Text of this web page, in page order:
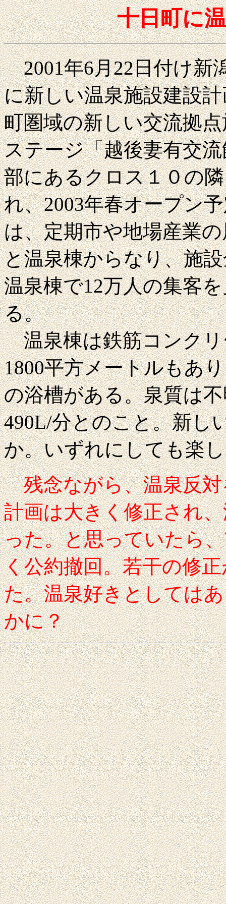
十日町に
2001年6月22日付け新
に新しい温泉施設建設
町圏域の新しい交流拠
ステージ「越後妻有交
部にあるクロス１０の
れ、2003年春オープン
は、定期市や地場産業
と温泉棟からなり、施
温泉棟で12万人の集客
る。
温泉棟は鉄筋コンクリ
1800平方メートルもあ
の浴槽がある。泉質は
490L/分とのこと。新し
か。いずれにしても楽
残念ながら、温泉反
計画は大きく修正され
った。と思っていたら
く公約撤回。若干の修
た。温泉好きとしては
かに？